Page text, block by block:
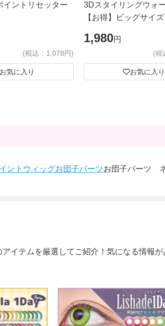
ントリセッター
(税込：1,078円)
お気に入り
3Dスタイリングウ
【お得】ビッグサイズ
1,980円
(税
お気に入り
ントウィッグお団子パーツお団子パーツ
イテムを厳選してご紹介！気になる情報